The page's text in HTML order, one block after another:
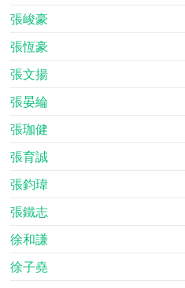
張峻豪
張恆豪
張文揚
張晏綸
張珈健
張育誠
張鈞瑋
張鐵志
徐和謙
徐子堯